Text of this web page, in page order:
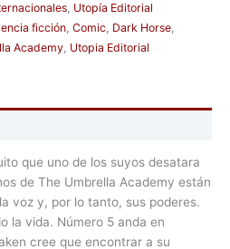
, Utopía Editorial
ficción, Comic, Dark Horse,
Academy, Utopia Editorial
que uno de los suyos desatara
de The Umbrella Academy están
voz y, por lo tanto, sus poderes.
la vida. Número 5 anda en
cree que encontrar a su